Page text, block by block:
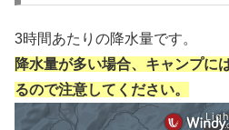
3時間あたりの降水量です。
降水量が多い場合、キャンプに
るので注意してください。